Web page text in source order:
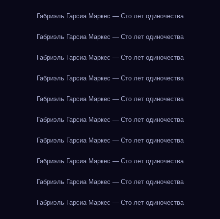
Габриэль Гарсиа Маркес — Сто лет одиночества
Габриэль Гарсиа Маркес — Сто лет одиночества
Габриэль Гарсиа Маркес — Сто лет одиночества
Габриэль Гарсиа Маркес — Сто лет одиночества
Габриэль Гарсиа Маркес — Сто лет одиночества
Габриэль Гарсиа Маркес — Сто лет одиночества
Габриэль Гарсиа Маркес — Сто лет одиночества
Габриэль Гарсиа Маркес — Сто лет одиночества
Габриэль Гарсиа Маркес — Сто лет одиночества
Габриэль Гарсиа Маркес — Сто лет одиночества